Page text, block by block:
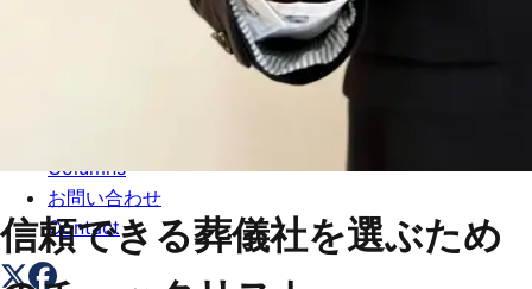
Columns
お問い合わせ
Contact
信頼できる葬儀社を選ぶため